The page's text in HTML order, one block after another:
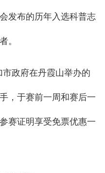
发布的历年入选科普志
。
政府在丹霞山举办的
，于赛前一周和赛后一
赛证明享受免票优惠一